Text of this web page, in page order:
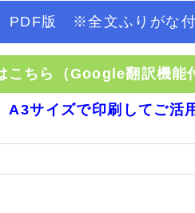
PDF版 ※全文ふりがな付
こちら（Google翻訳機能
サイズで印刷してご活